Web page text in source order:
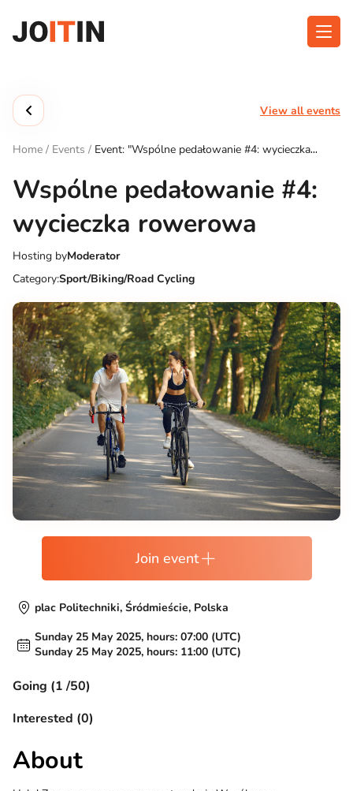
content
Get the App:
View all events
Home / Events / Event: "Wspólne pedałowanie #4: wycieczka
Wspólne pedałowanie #4:
wycieczka rowerowa
Hosting byModerator
Category:Sport/Biking/Road Cycling
Join event
plac Politechniki, Śródmieście, Polska
Sunday 25 May 2025, hours: 07:00 (UTC)
Sunday 25 May 2025, hours: 11:00 (UTC)
Going (1 /50)
Interested (0)
About